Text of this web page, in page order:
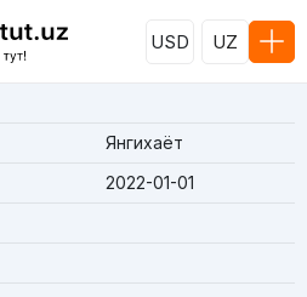
USD UZ
Янгихаёт
2022-01-01